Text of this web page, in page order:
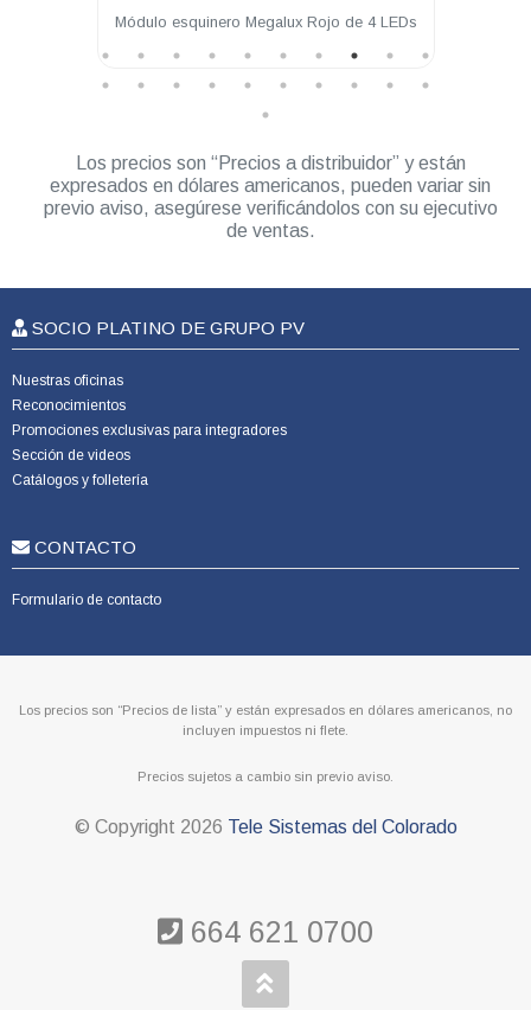
Rojo de 4 LEDs
Módulo intermedio Megalux Ámbar de 4
Los precios son “Precios a distribuidor” y están
expresados en dólares americanos, pueden variar sin
previo aviso, asegúrese verificándolos con su ejecutivo
de ventas.
SOCIO PLATINO DE GRUPO PV
Nuestras oficinas
Reconocimientos
Promociones exclusivas para integradores
Sección de videos
Catálogos y folletería
CONTACTO
Formulario de contacto
Los precios son “Precios de lista” y están expresados en dólares americanos, no
incluyen impuestos ni flete.
Precios sujetos a cambio sin previo aviso.
© Copyright 2026 Tele Sistemas del Colorado
664 621 0700